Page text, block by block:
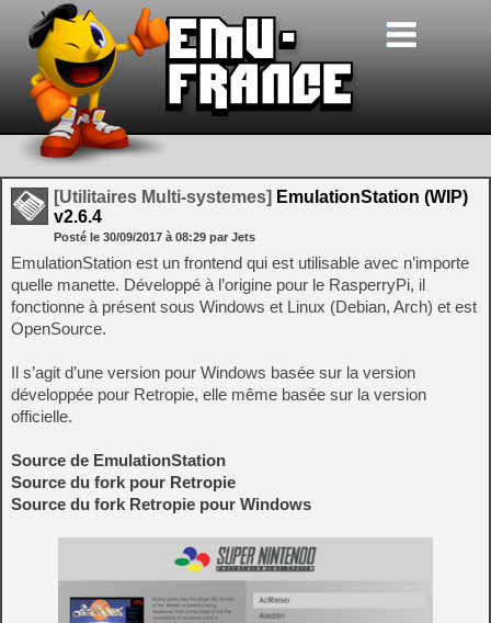
[Utilitaires Multi-systemes] EmulationStation (WIP)
v2.6.4
Posté le 30/09/2017 à 08:29 par Jets
EmulationStation est un frontend qui est utilisable avec n’importe
quelle manette. Développé à l’origine pour le RasperryPi, il
fonctionne à présent sous Windows et Linux (Debian, Arch) et est
OpenSource.
Il s’agit d’une version pour Windows basée sur la version
développée pour Retropie, elle même basée sur la version
officielle.
Source de EmulationStation
Source du fork pour Retropie
Source du fork Retropie pour Windows